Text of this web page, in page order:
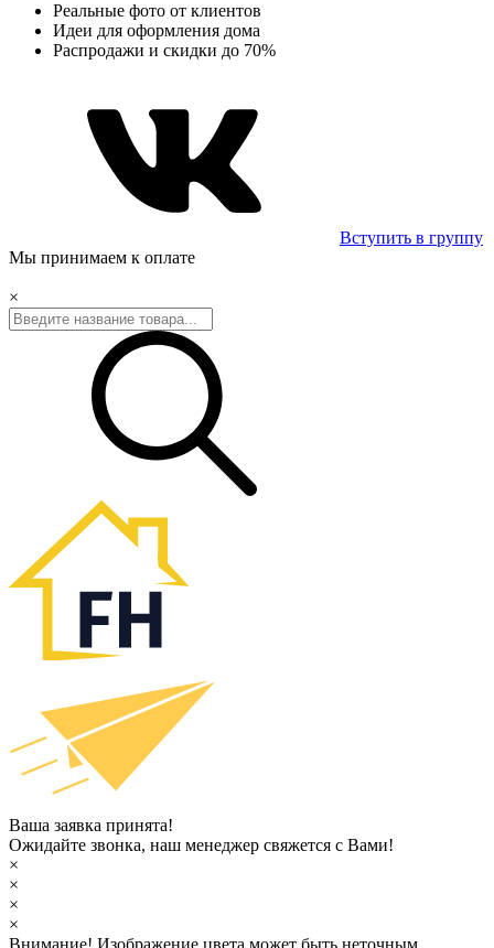
Реальные фото от клиентов
Идеи для оформления дома
Распродажи и скидки до 70%
Вступить в группу
Мы принимаем к оплате
×
Ваша заявка принята!
Ожидайте звонка, наш менеджер свяжется с Вами!
×
×
×
×